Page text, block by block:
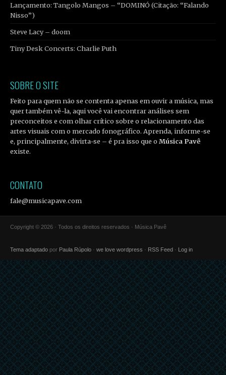
Lançamento: Tangolo Mangos – “DOMINÓ (Citação: “Falando
Nisso”)
Steve Lacy – doom
Tiny Desk Concerts: Charlie Puth
SOBRE O SITE
Feito para quem não se contenta apenas em ouvir a música, mas
quer também vê-la, aqui você vai encontrar análises sem
preconceitos e com olhar crítico sobre o relacionamento das
artes visuais com o mercado fonográfico. Aprenda, informe-se
e, principalmente, divirta-se – é pra isso que oMúsica Pavê
existe.
CONTATO
fale@musicapave.com
Copyright © 2026 · Todos os direitos reservados · Música Pavê
Tema adaptado por Paula Rúpolo · we love wordpress · RSS Feed · Log in